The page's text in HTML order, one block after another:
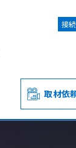
個人のお
接
取材依